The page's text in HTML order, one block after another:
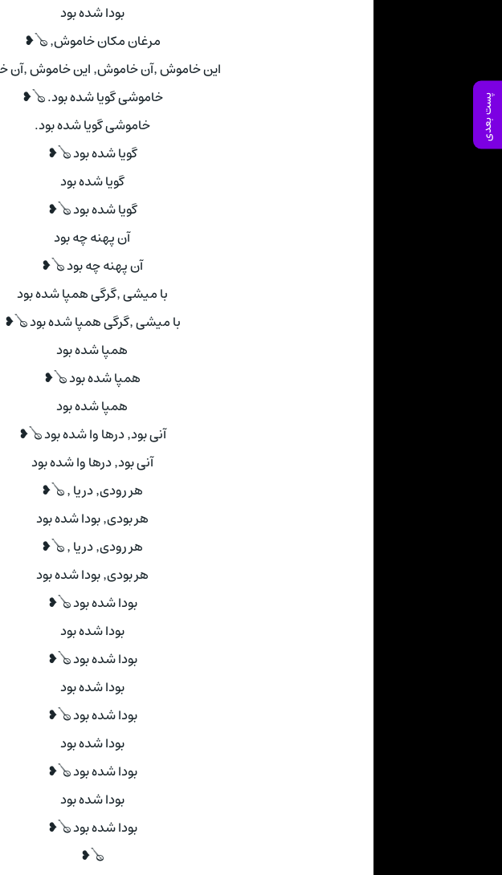
پست بعدی
بودا شده بود
مرغان مکان خاموش٬ 🪕❥
این خاموش ٬آن خاموش٬ این خاموش ٬آن خاموش٬
خاموشی گویا شده بود. 🪕❥
خاموشی گویا شده بود.
گویا شده بود 🪕❥
گویا شده بود
گویا شده بود 🪕❥
آن پهنه چه بود
آن پهنه چه بود 🪕❥
با میشی ٬گرگی همپا شده بود
با میشی ٬گرگی همپا شده بود 🪕❥
همپا شده بود
همپا شده بود 🪕❥
همپا شده بود
آنی بود٬ درها وا شده بود 🪕❥
آنی بود٬ درها وا شده بود
هر رودی٬ دریا ٬ 🪕❥
هر بودی٬ بودا شده بود
هر رودی٬ دریا ٬ 🪕❥
هر بودی٬ بودا شده بود
بودا شده بود 🪕❥
بودا شده بود
بودا شده بود 🪕❥
بودا شده بود
بودا شده بود 🪕❥
بودا شده بود
بودا شده بود 🪕❥
بودا شده بود
بودا شده بود 🪕❥
🪕❥